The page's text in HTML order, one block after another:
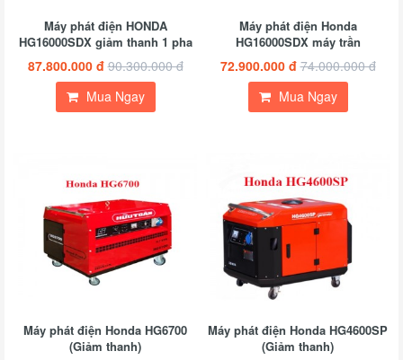
Máy phát điện HONDA
HG16000SDX giảm thanh 1 pha
87.800.000 đ 90.300.000 đ
Mua Ngay
Máy phát điện Honda
HG16000SDX máy trần
72.900.000 đ 74.000.000 đ
Mua Ngay
Máy phát điện Honda HG6700
(Giảm thanh)
Máy phát điện Honda HG4600SP
(Giảm thanh)